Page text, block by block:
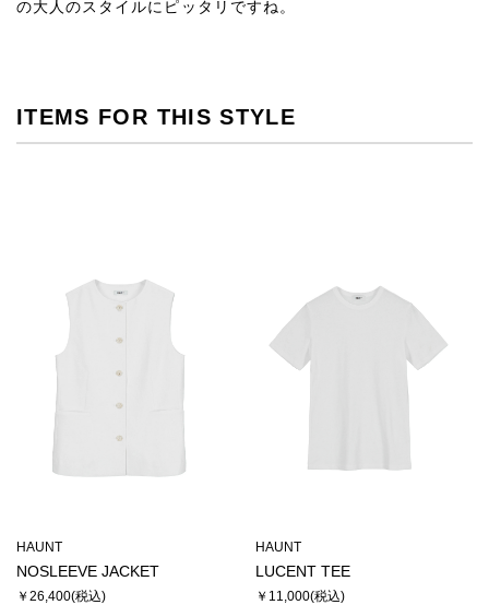
の大人のスタイルにピッタリですね。
ITEMS FOR THIS STYLE
HAUNT
NOSLEEVE JACKET
￥26,400
HAUNT
LUCENT TEE
￥11,000